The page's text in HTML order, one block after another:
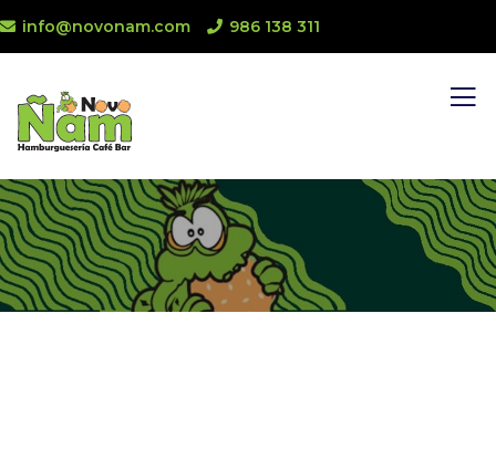
info@novonam.com 986 138 311